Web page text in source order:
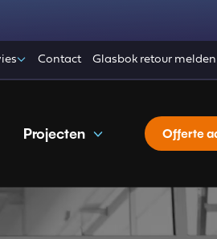
Contact Glasbok retour melden
Projecten Offerte